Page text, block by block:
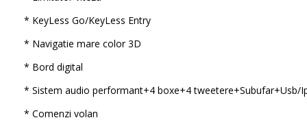
* KeyLess Go/KeyLess Entry
* Navigatie mare color 3D
* Bord digital
* Sistem audio performant+4 boxe+4 tweetere+Subufar+Usb/
* Comenzi volan